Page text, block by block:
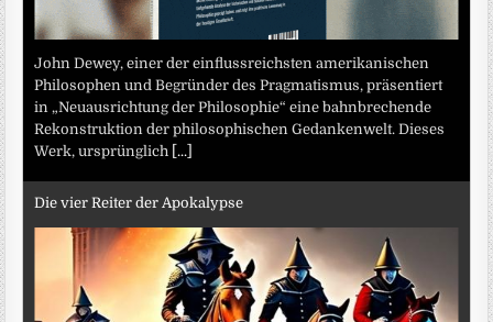
John Dewey, einer der einflussreichsten amerikanischen
Philosophen und Begründer des Pragmatismus, präsentiert
in „Neuausrichtung der Philosophie“ eine bahnbrechende
Rekonstruktion der philosophischen Gedankenwelt. Dieses
Werk, ursprünglich [...]
Die vier Reiter der Apokalypse